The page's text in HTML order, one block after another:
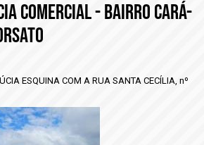
COMERCIAL - BAIRRO CARÁ-
ESQUINA COM A RUA SANTA CECÍLIA, nº